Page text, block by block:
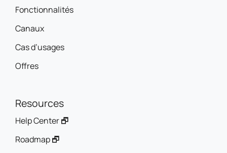
Fonctionnalités
Canaux
Cas d’usages
Offres
Resources
Help Center 🗗
Roadmap 🗗